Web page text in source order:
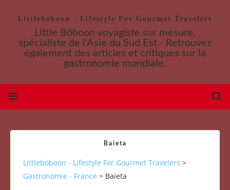
Littleboboon - Lifestyle For Gourmet Travelers
Little Bôboon voyagiste sur mesure,
spécialiste de l'Asie du Sud Est - Retrouvez
également des articles et critiques sur la
gastronomie mondiale.
Baieta
Littleboboon - Lifestyle For Gourmet Travelers >
Gastronomie - France > Baieta